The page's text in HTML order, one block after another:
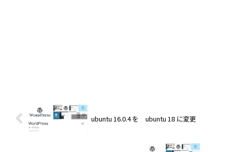
ubuntu 16.0.4 を ubuntu 18 に変更